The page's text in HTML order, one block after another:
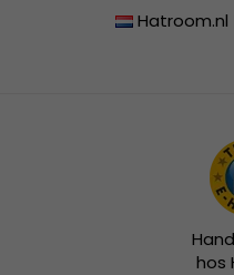
Hatroom.nl
hos